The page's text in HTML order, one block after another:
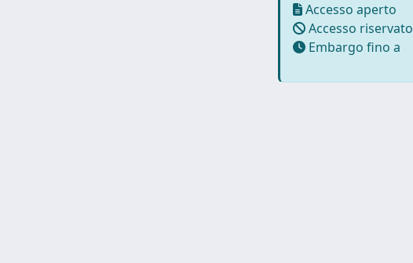
Accesso aperto
Accesso riservato
Embargo fino a